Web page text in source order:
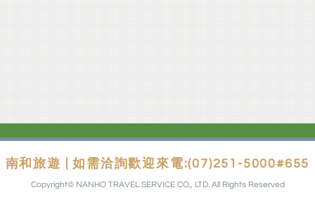
南和旅遊 | 如需洽詢歡迎來電:(07)251-5000#655
Copyright© NANHO TRAVEL SERVICE CO., LTD. All Rights Reserved